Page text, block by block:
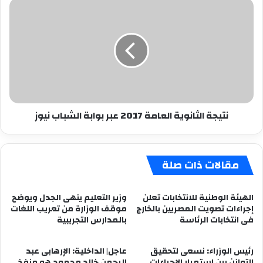
نتيجة
نتيجة الثانوية العامة 2017 عبر بوابة الشباب نيوز
مقالات ذات صلة
الهيئة الوطنية للانتخابات تعلن
إجراءات تصويت المصريين بالخارج
فى انتخابات الرئاسة
وزير التعليم ينهى الجدل ويوضح
موقف الوزارة من تعريب اللغات
بالمدارس التجريبية
رئيس الوزراء: نسعى لتحقيق عاجل| الداخلية: الإرهابى عبد